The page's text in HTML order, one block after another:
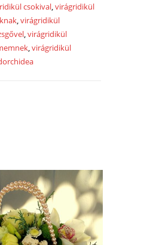
csokival,virágridikül
,virágridikül
,virágridikül
,virágridikül